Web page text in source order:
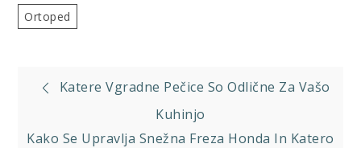
Ortoped
Navigacija
prispevka
Katere Vgradne Pečice So Odlične Za Vašo
Kuhinjo
Kako Se Upravlja Snežna Freza Honda In Katero